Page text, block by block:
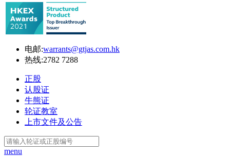
电邮:warrants@gtjas.com.hk
热线:2782 7288
正股
认股证
牛熊证
轮证教室
上市文件及公告
menu